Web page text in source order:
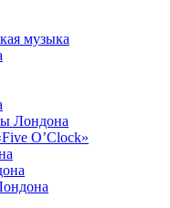
музыка
Лондона
O’Clock»